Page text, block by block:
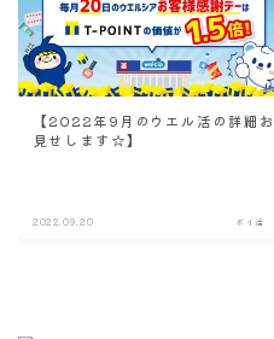
【2022年9月のウエル活の詳細お
見せします☆】
2022.09.20 ポイ活